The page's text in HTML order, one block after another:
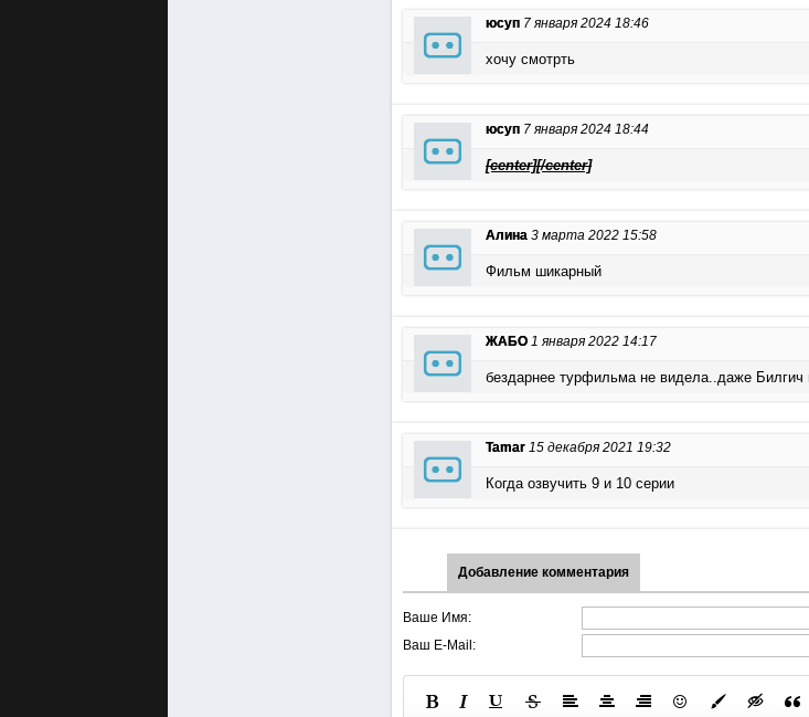
юсуп 7 января 2024 18:46
хочу смотрть
юсуп 7 января 2024 18:44
[center][/center]
Алина 3 марта 2022 15:58
Фильм шикарный
ЖАБО 1 января 2022 14:17
бездарнее турфильма не видела..даже Билгич
Tamar 15 декабря 2021 19:32
Когда озвучить 9 и 10 серии
Добавление комментария
Ваше Имя:
Ваш E-Mail: